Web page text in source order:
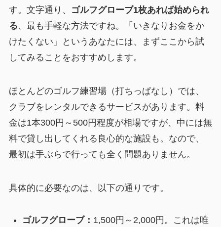
す。文字通り、
ゴルフグローブ1枚あれば始められ
る、最も手軽な方法ですね。「いきなりお金をか
けたくない」というあなたには、まずここから試
してみることをおすすめします。
ほとんどのゴルフ練習場（打ちっぱなし）では、
クラブをレンタルできるサービスがあります。料
金は1本300円～500円程度が相場ですが、中には無
料で貸し出してくれる良心的な施設も。なので、
最初は手ぶらで行っても全く問題ありません。
具体的に必要なのは、以下の通りです。
ゴルフグローブ： 1,500円～2,000円。これは唯